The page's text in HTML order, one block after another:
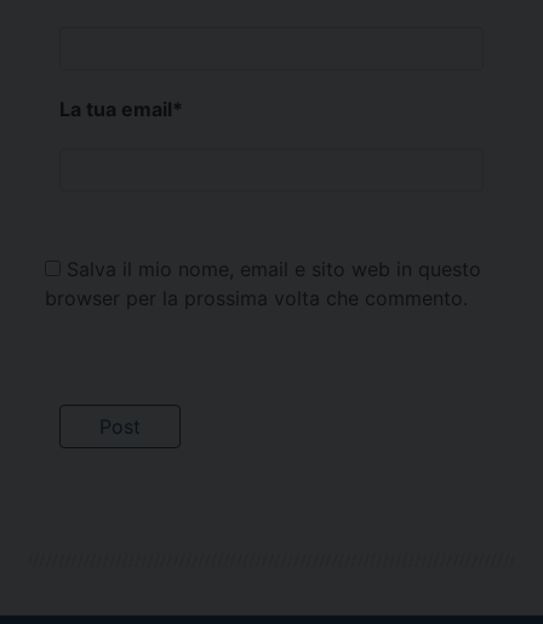
La tua email*
Salva il mio nome, email e sito web in questo
browser per la prossima volta che commento.